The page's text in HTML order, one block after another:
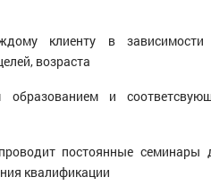
клиенту в
возраста
и
постоянные семинары
квалификации